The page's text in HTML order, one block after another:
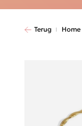
Terug Home